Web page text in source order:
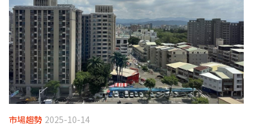
市場趨勢 2025-10-14